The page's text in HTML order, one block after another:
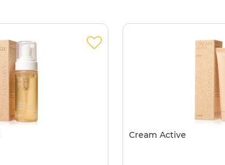
Cream Active